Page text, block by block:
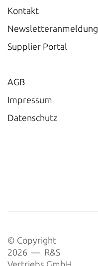
Kontakt
Newsletteranmeldung
Supplier Portal
AGB
Impressum
Datenschutz
© Copyright
2026 — R&S
Vertriebs GmbH